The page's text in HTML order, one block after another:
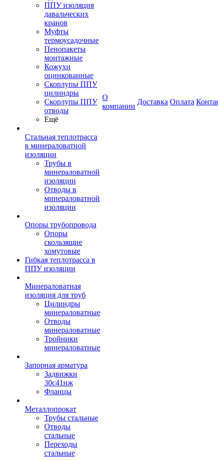
ППУ изоляция
давальческих
кранов
Муфты
термоусадочные
Пенопакеты
монтажные
Кожухи
оцинкованные
Скорлупы ППУ
цилиндры
Скорлупы ППУ
отводы
Ещё
Стальная теплотрасса
в минераловатной
изоляции
Трубы в
минераловатной
изоляции
Отводы в
минераловатной
изоляции
Опоры трубопровода
Опоры
скользящие
хомутовые
Гибкая теплотрасса в
ППУ изоляции
Минераловатная
изоляция для труб
Цилиндры
минераловатные
Отводы
минераловатные
Тройники
минераловатные
Запорная арматура
Задвижки
30с41нж
Фланцы
Металлопрокат
Трубы стальные
Отводы
стальные
Переходы
стальные
О
компании
Доставка Оплата